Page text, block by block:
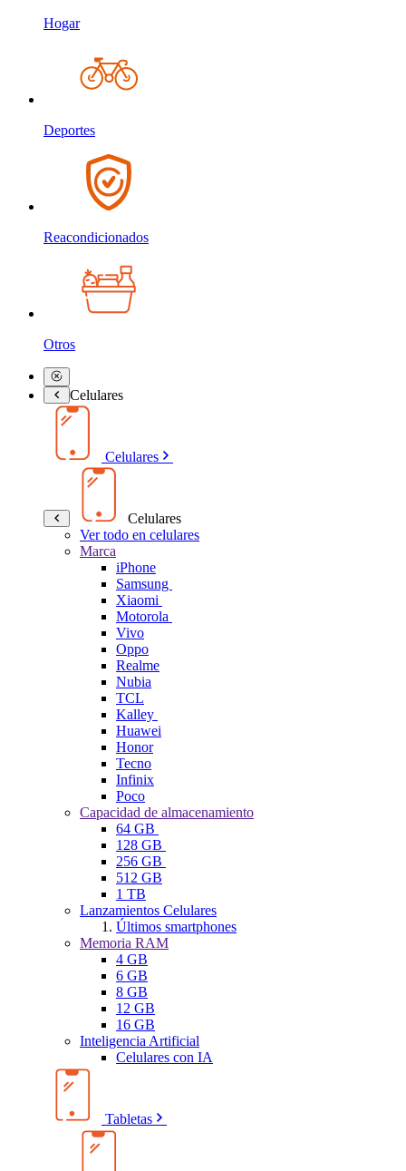
Hogar
Deportes
Reacondicionados
Otros
Celulares
Celulares
Celulares
Ver todo en celulares
Marca
iPhone
Samsung
Xiaomi
Motorola
Vivo
Oppo
Realme
Nubia
TCL
Kalley
Huawei
Honor
Tecno
Infinix
Poco
Capacidad de almacenamiento
64 GB
128 GB
256 GB
512 GB
1 TB
Lanzamientos Celulares
Últimos smartphones
Memoria RAM
4 GB
6 GB
8 GB
12 GB
16 GB
Inteligencia Artificial
Celulares con IA
Tabletas